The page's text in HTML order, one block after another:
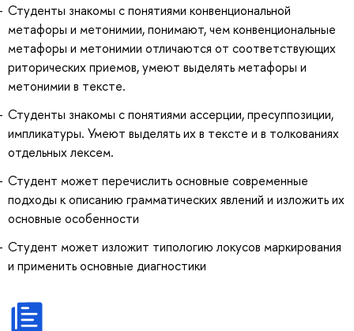
Студенты знакомы с понятиями конвенциональной
метафоры и метонимии, понимают, чем конвенциональные
метафоры и метонимии отличаются от соответствующих
риторических приемов, умеют выделять метафоры и
метонимии в тексте.
Студенты знакомы с понятиями ассерции, пресуппозиции,
импликатуры. Умеют выделять их в тексте и в толкованиях
отдельных лексем.
Студент может перечислить основные современные
подходы к описанию грамматических явлений и изложить их
основные особенности
Студент может изложит типологию локусов маркирования
и применить основные диагностики